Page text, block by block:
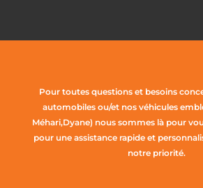
Pour toutes questions et besoins
automobiles ou/et nos véhicules
Méhari,Dyane) nous sommes là pour
pour une assistance rapide et
notre priorité.